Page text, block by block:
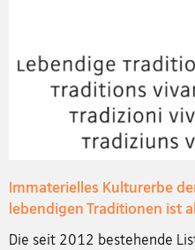
Immaterielles Kulturerbe
lebendigen Traditionen ist
Die seit 2012 bestehende